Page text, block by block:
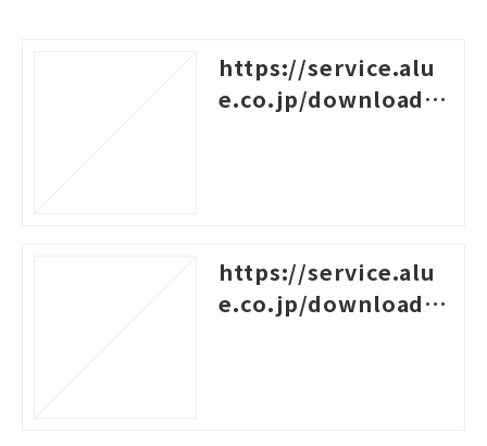
https://service.alu
e.co.jp/download/4
https://service.alu
e.co.jp/download/4